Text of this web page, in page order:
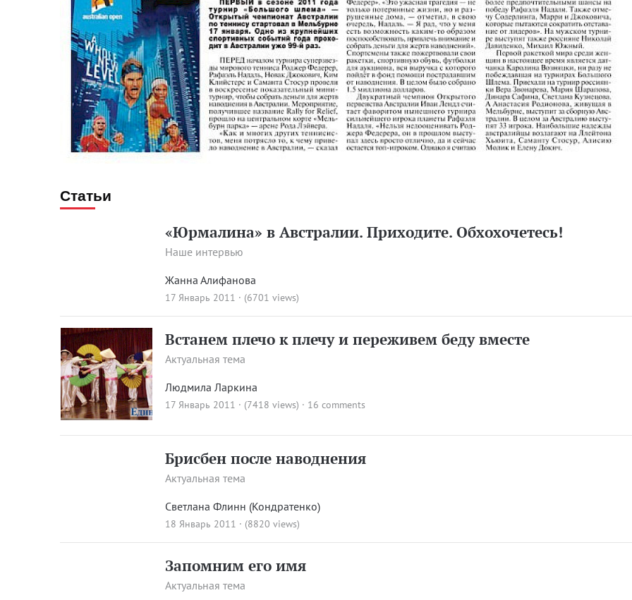
Статьи
«Юрмалина» в Австралии. Приходите. Обхохочетесь!
Наше интервью
Жанна Алифанова
17 Январь 2011 · (6701 views)
Встанем плечо к плечу и переживем беду вместе
Актуальная тема
Людмила Ларкина
17 Январь 2011 · (7418 views) · 16 comments
Брисбен после наводнения
Актуальная тема
Светлана Флинн (Кондратенко)
18 Январь 2011 · (8820 views)
Запомним его имя
Актуальная тема